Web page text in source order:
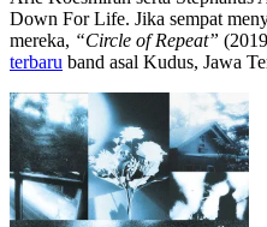
Down For Life. Jika sempat
mereka, “Circle of Repeat”
terbaru band asal Kudus, Jawa